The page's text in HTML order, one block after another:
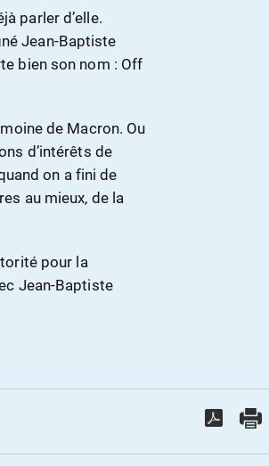
parler d’elle.
Jean-Baptiste
bien son nom : Off
de Macron. Ou
d’intérêts de
on a fini de
au mieux, de la
pour la
Jean-Baptiste